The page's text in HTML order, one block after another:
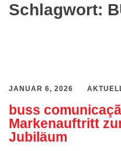
Schlagwort:
JANUAR 6, 2026
buss
Markenauftritt
Jubiläum